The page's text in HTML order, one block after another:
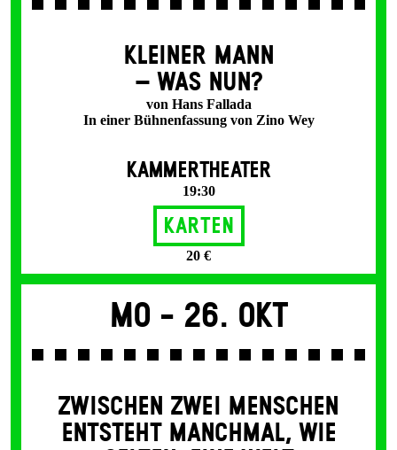
KLEINER MANN
– WAS NUN?
von Hans Fallada
In einer Bühnenfassung von Zino Wey
KAMMERTHEATER
19:30
Karten
20 €
Mo - 26. Okt
ZWISCHEN ZWEI MENSCHEN
ENT­STEHT MANCH­MAL, WIE